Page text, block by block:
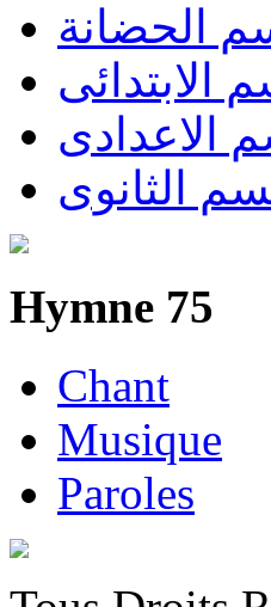
الحضانة
الابتدائى
الاعدادى
الثانوى
Hymne 75
Chant
Musique
Paroles